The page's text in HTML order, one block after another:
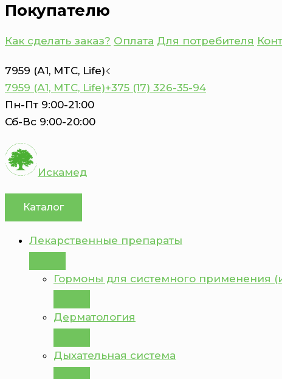
Покупателю
Как сделать заказ? Оплата Для потребителя
7959 (А1, MTC, Life)
7959 (А1, MTC, Life)+375 (17) 326-35-94
Пн-Пт 9:00-21:00
Сб-Вс 9:00-20:00
Искамед
Каталог
Лекарственные препараты
Гормоны для системного применения
Дерматология
Дыхательная система